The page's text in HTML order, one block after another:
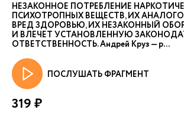
НЕЗАКОННОЕ ПОТРЕБЛЕНИЕ
ПСИХОТРОПНЫХ ВЕЩЕСТВ, ИХ
ВРЕД ЗДОРОВЬЮ, ИХ НЕЗАКОННЫЙ
И ВЛЕЧЕТ УСТАНОВЛЕННУЮ
ОТВЕТСТВЕННОСТЬ. Андрей Круз — р...
ПОСЛУШАТЬ ФРАГМЕНТ
319 ₽